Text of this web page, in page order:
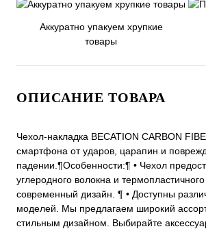
Аккуратно упакуем хрупкие
товары
ОПИСАНИЕ ТОВАРА
Чехол-накладка BECATION CARBON
смартфона от ударов, царапин и
падении.¶Особенности:¶ • Чехол
углеродного волокна и
современный дизайн. ¶ • Доступны
моделей. Мы предлагаем широкий
стильным дизайном. Выбирайте